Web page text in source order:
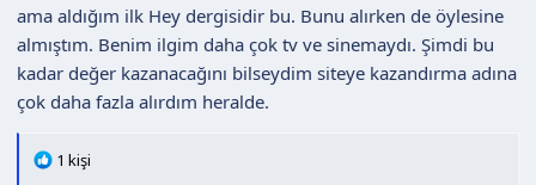
ama aldığım ilk Hey dergisidir bu. Bunu alırken de öylesine
almıştım. Benim ilgim daha çok tv ve sinemaydı. Şimdi bu
kadar değer kazanacağını bilseydim siteye kazandırma adına
çok daha fazla alırdım heralde.
T1 kişi